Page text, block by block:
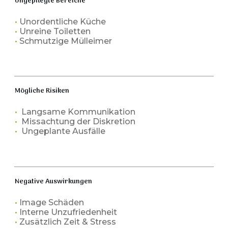
• Unordentliche Küche
• Unreine Toiletten
• Schmutzige Mülleimer
Mögliche Risiken
• Langsame Kommunikation
• Missachtung der Diskretion
• Ungeplante Ausfälle
Negative Auswirkungen
• Image Schäden
• Interne Unzufriedenheit
• Zusätzlich Zeit & Stress